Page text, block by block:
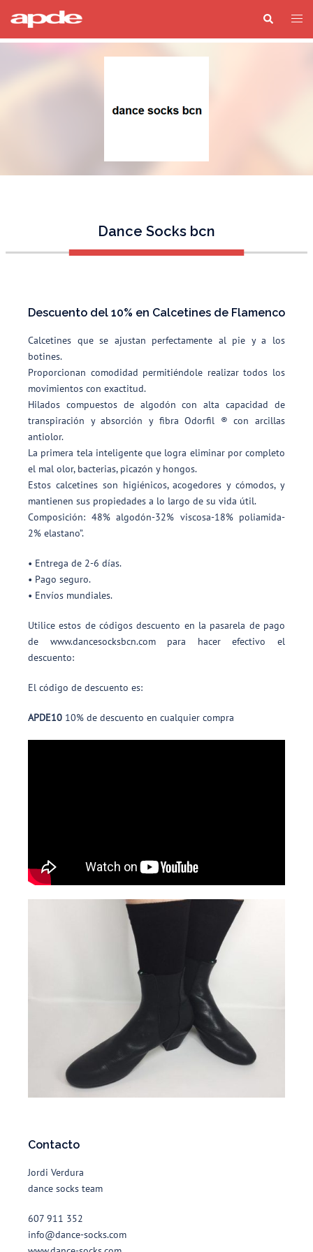
Dance Socks bcn
Descuento del 10% en Calcetines de Flamenco
Calcetines que se ajustan perfectamente al pie y a los
botines.
Proporcionan comodidad permitiéndole realizar todos los
movimientos con exactitud.
Hilados compuestos de algodón con alta capacidad de
transpiración y absorción y fibra Odorfil ® con arcillas
antiolor.
La primera tela inteligente que logra eliminar por completo
el mal olor, bacterias, picazón y hongos.
Estos calcetines son higiénicos, acogedores y cómodos, y
mantienen sus propiedades a lo largo de su vida útil.
Composición: 48% algodón-32% viscosa-18% poliamida-
2% elastano”.
• Entrega de 2-6 días.
• Pago seguro.
• Envíos mundiales.
Utilice estos de códigos descuento en la pasarela de pago
de www.dancesocksbcn.com para hacer efectivo el
descuento:
El código de descuento es:
APDE10 10% de descuento en cualquier compra
Contacto
Jordi Verdura
dance socks team
607 911 352
info@dance-socks.com